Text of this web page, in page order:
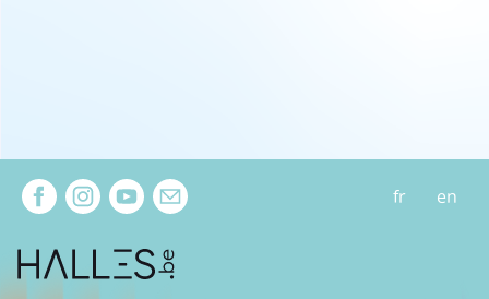
Extra navigation fr en